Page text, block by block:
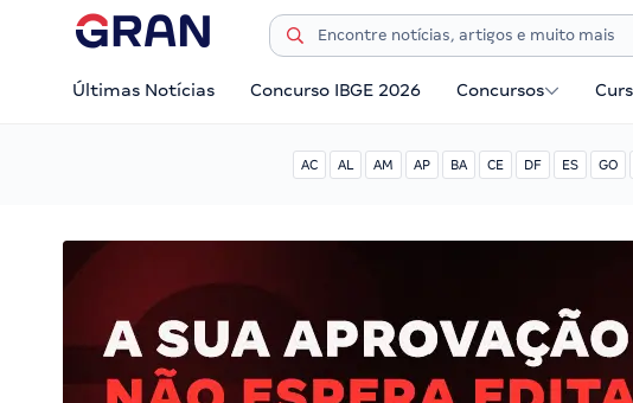
Últimas Notícias Concurso IBGE 2026 Concursos
AC AL AM AP BA CE DF ES GO